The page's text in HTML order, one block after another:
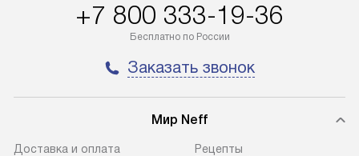
+7 800 333-19-36
Бесплатно по России
Заказать звонок
Мир Neff
Доставка и оплата
Рецепты